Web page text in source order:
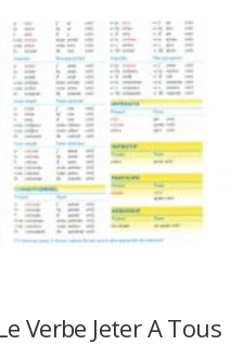
Verbe Jeter A Tous